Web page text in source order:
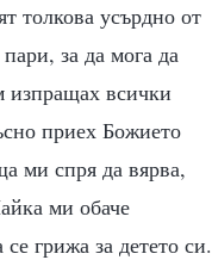
толкова усърдно от
за да мога да
изпращах всички
приех Божието
ми спря да вярва,
ми обаче
грижа за детето си.